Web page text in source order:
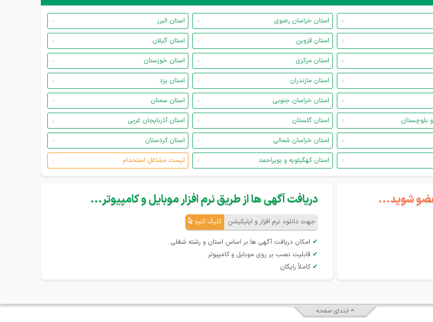
استان خراسان رضوی
استان البرز
استان قزوین
استان گیلان
استان مرکزی
استان خوزستان
استان مازندران
استان یزد
استان خراسان جنوبی
استان سمنان
بلوچستان استان گلستان
استان آذربایجان غربی
استان خراسان شمالی
استان کردستان
استان کهگیلویه و بویراحمد لیست مشاغل استخدام
عضو شوید... دریافت آگهی ها از طریق نرم افزار موبایل و کامپیوتر...
جهت دانلود نرم افزار و اپلیکیشن کلیک کنید
✔ امکان دریافت آگهی ها بر اساس استان و رشته شغلی
✔ قابلیت نصب بر روی موبایل و کامپیوتر
✔ کاملاً رایگان
ابتدای صفحه